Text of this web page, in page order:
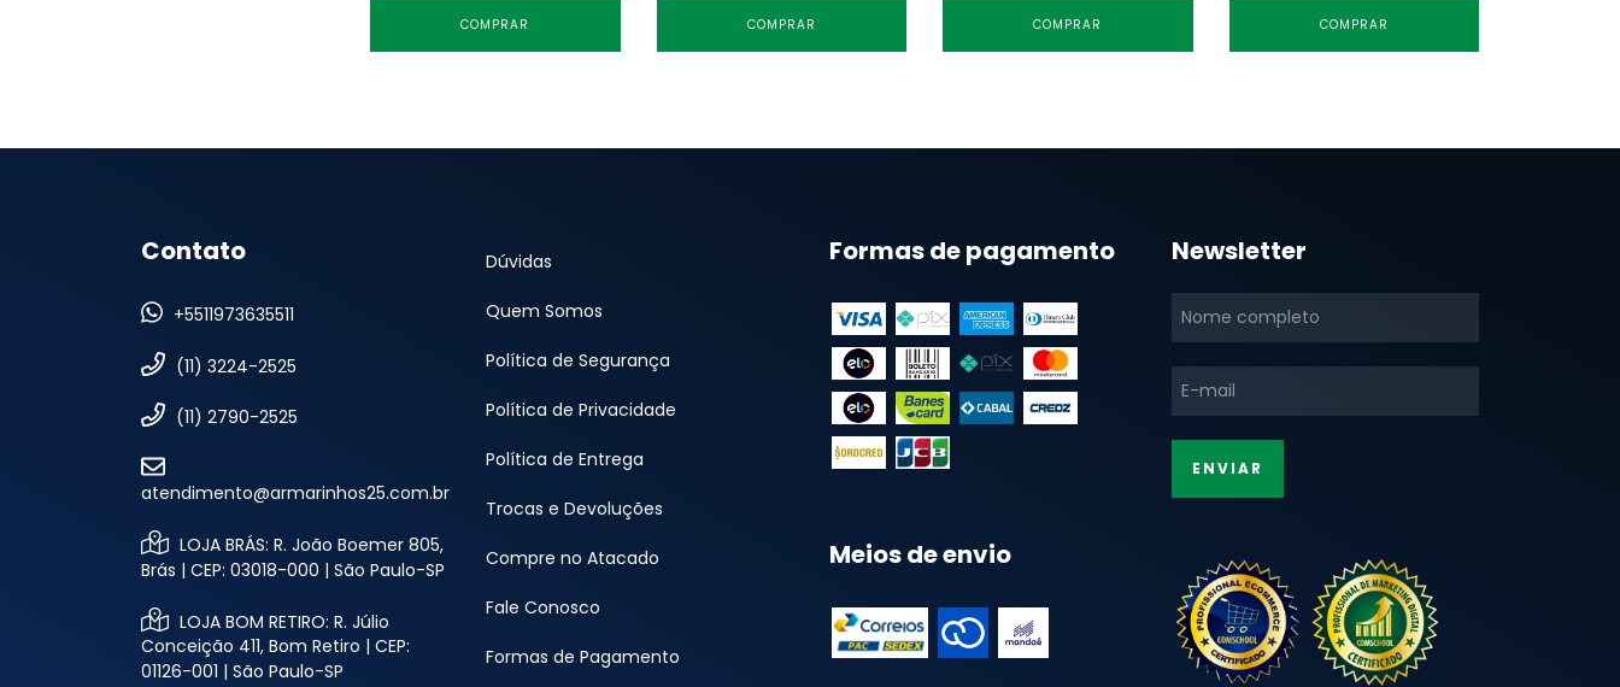
COMPRAR COMPRAR COMPRAR COMPRAR
Contato
+5511973635511
(11) 3224-2525
(11) 2790-2525
atendimento@armarinhos25.com.br
LOJA BRÁS: R. João Boemer 805,
Brás | CEP: 03018-000 | São Paulo-SP
LOJA BOM RETIRO: R. Júlio
Conceição 411, Bom Retiro | CEP:
01126-001 | São Paulo-SP
Dúvidas
Quem Somos
Política de Segurança
Política de Privacidade
Política de Entrega
Trocas e Devoluções
Compre no Atacado
Fale Conosco
Formas de Pagamento
Formas de pagamento
Meios de envio
Newsletter